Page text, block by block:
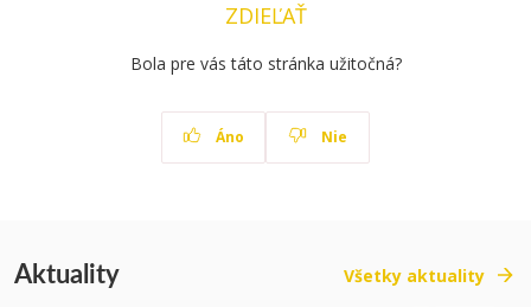
ZDIEĽAŤ
Bola pre vás táto stránka užitočná?
Áno Nie
Aktuality Všetky aktuality